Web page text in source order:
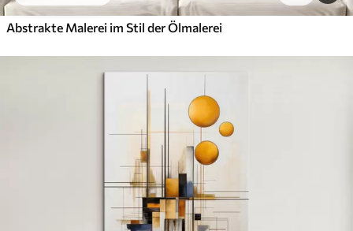
Abstrakte Malerei im Stil der Ölmalerei